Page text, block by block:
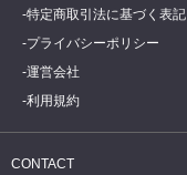
特定商取引法に基づく表記
プライバシーポリシー
運営会社
利用規約
CONTACT